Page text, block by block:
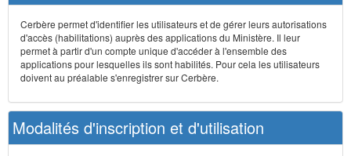
Cerbère permet d'identifier les utilisateurs et de gérer leurs autorisations
d'accès (habilitations) auprès des applications du Ministère. Il leur
permet à partir d'un compte unique d'accéder à l'ensemble des
applications pour lesquelles ils sont habilités. Pour cela les utilisateurs
doivent au préalable s'enregistrer sur Cerbère.
Modalités d'inscription et d'utilisation